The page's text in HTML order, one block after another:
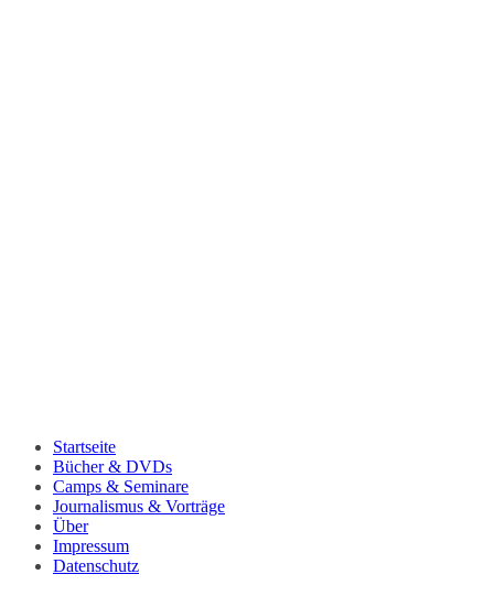
Startseite
Bücher & DVDs
Camps & Seminare
Journalismus & Vorträge
Über
Impressum
Datenschutz